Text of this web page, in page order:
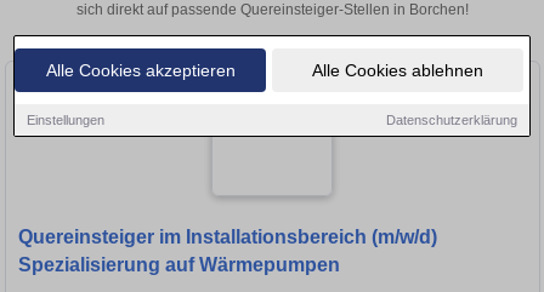
Alle Cookies akzeptieren Alle Cookies ablehnen
Einstellungen Datenschutzerklärung
sich direkt auf passende Quereinsteiger-Stellen in Borchen!
Quereinsteiger im Installationsbereich (m/w/d)
Spezialisierung auf Wärmepumpen